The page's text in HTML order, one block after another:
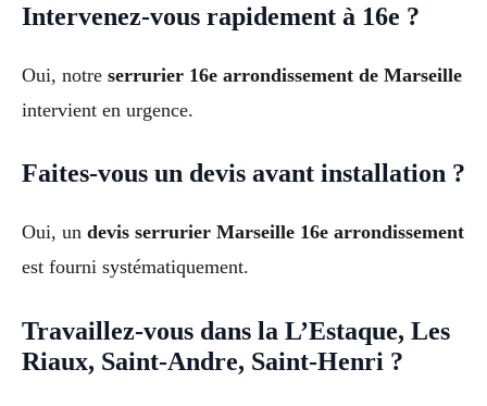
Intervenez-vous rapidement à 16e ?
Oui, notre serrurier 16e arrondissement de Marseille
intervient en urgence.
Faites-vous un devis avant installation ?
Oui, un devis serrurier Marseille 16e arrondissement
est fourni systématiquement.
Travaillez-vous dans la L’Estaque, Les
Riaux, Saint-Andre, Saint-Henri ?